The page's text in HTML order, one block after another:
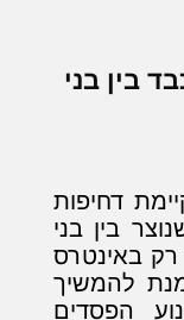
בין בני
דחיפות
בין בני
באינטרס
להמשיך
הפסדים